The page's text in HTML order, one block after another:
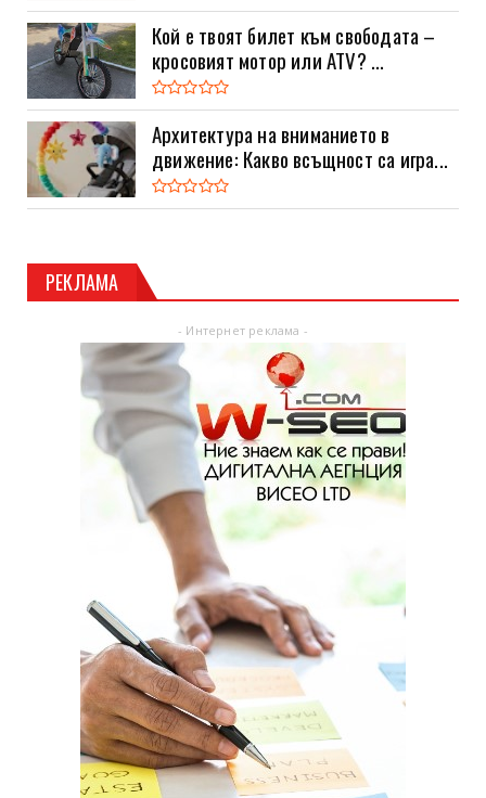
Кой е твоят билет към свободата –
кросовият мотор или ATV? ...
Архитектура на вниманието в
движение: Какво всъщност са игра...
РЕКЛАМА
- Интернет реклама -